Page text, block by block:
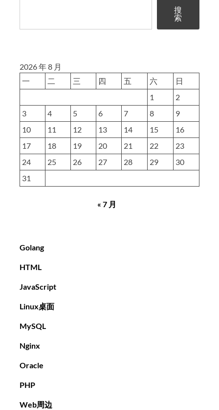
搜
索
2026 年 8 月
一
二 三 四 五 六
日
1
2
3
4 5 6 7 8
9
10
11 12 13 14 15
16
17
18 19 20 21 22
23
24
25 26 27 28 29
30
31
« 7 月
Golang
HTML
JavaScript
Linux桌面
MySQL
Nginx
Oracle
PHP
Web周边